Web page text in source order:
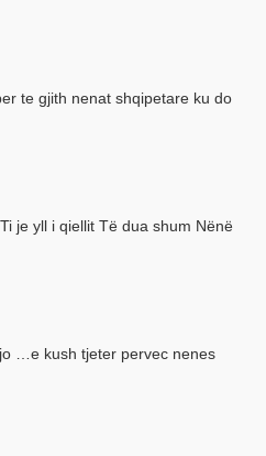
te gjith nenat shqipetare ku do
je yll i qiellit Të dua shum Nënë
…e kush tjeter pervec nenes